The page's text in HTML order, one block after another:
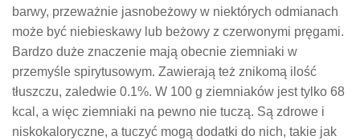
barwy, przeważnie jasnobeżowy w niektórych odmianach
może być niebieskawy lub beżowy z czerwonymi pręgami.
Bardzo duże znaczenie mają obecnie ziemniaki w
przemyśle spirytusowym. Zawierają też znikomą ilość
tłuszczu, zaledwie 0.1%. W 100 g ziemniaków jest tylko 68
kcal, a więc ziemniaki na pewno nie tuczą. Są zdrowe i
niskokaloryczne, a tuczyć mogą dodatki do nich, takie jak